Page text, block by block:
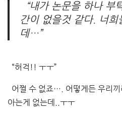
“내가 논문을 하나 부
간이 없을것 같다. 너
데…”
“허걱!! ㅜㅜ”
어쩔 수 없죠…. 어떻게든 우리
아는게 없는데..ㅜㅜ